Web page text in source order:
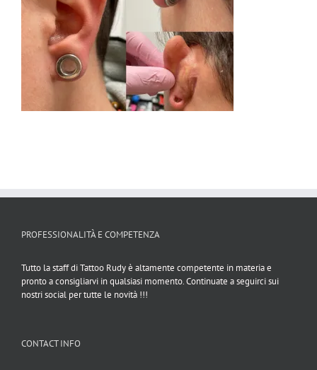
PROFESSIONALITÀ E COMPETENZA
Tutto la staff di Tattoo Rudy è altamente competente in materia e
pronto a consigliarvi in qualsiasi momento. Continuate a seguirci sui
nostri social per tutte le novità !!!
CONTACT INFO